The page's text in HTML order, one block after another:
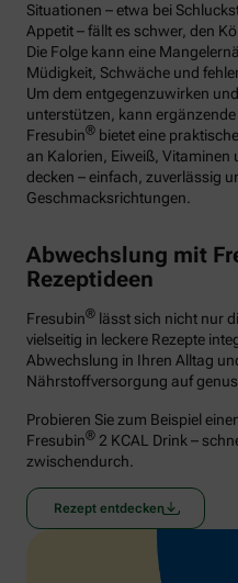
Situationen – etwa bei
Appetit – fällt es schwer, den
Die Folge kann eine
Müdigkeit, Schwäche und
Um dem entgegenzuwirken
unterstützen, kann
Fresubin® bietet eine
an Kalorien, Eiweiß,
decken – einfach, zuverlässig
Geschmacksrichtungen.
Abwechslung mit
Rezeptideen
Fresubin® lässt sich nicht nur
vielseitig in leckere Rezepte
Abwechslung in Ihren Alltag
Nährstoffversorgung auf
Probieren Sie zum Beispiel
Fresubin® 2 KCAL Drink –
zwischendurch.
Rezept entdecken